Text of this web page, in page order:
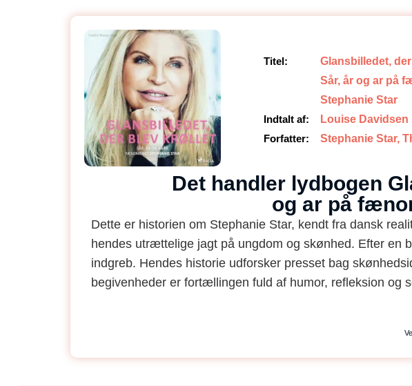
Titel:
Glansbilledet,
Sår, år og ar på
Stephanie Star
Indtalt af:
Louise Davidsen
Forfatter:
Stephanie Star,
Det handler lydbogen
og ar på
Dette er historien om Stephanie Star, kendt fra dansk
hendes utrættelige jagt på ungdom og skønhed. Efter en
indgreb. Hendes historie udforsker presset bag
begivenheder er fortællingen fuld af humor, refleksion og